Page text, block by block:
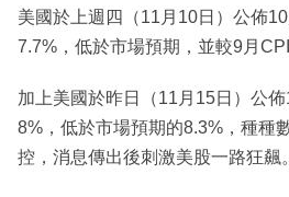
美國於上週四（11月10日）公佈
7.7%，低於市場預期，並較9月
加上美國於昨日（11月15日）公
8%，低於市場預期的8.3%，種種
控，消息傳出後刺激美股一路狂飆。